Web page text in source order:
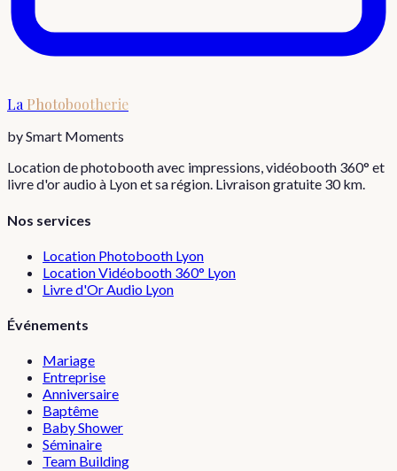
LaPhotobootherie
by Smart Moments
Location de photobooth avec impressions, vidéobooth 360° et
livre d'or audio à Lyon et sa région. Livraison gratuite 30 km.
Nos services
Location Photobooth Lyon
Location Vidéobooth 360° Lyon
Livre d'Or Audio Lyon
Événements
Mariage
Entreprise
Anniversaire
Baptême
Baby Shower
Séminaire
Team Building